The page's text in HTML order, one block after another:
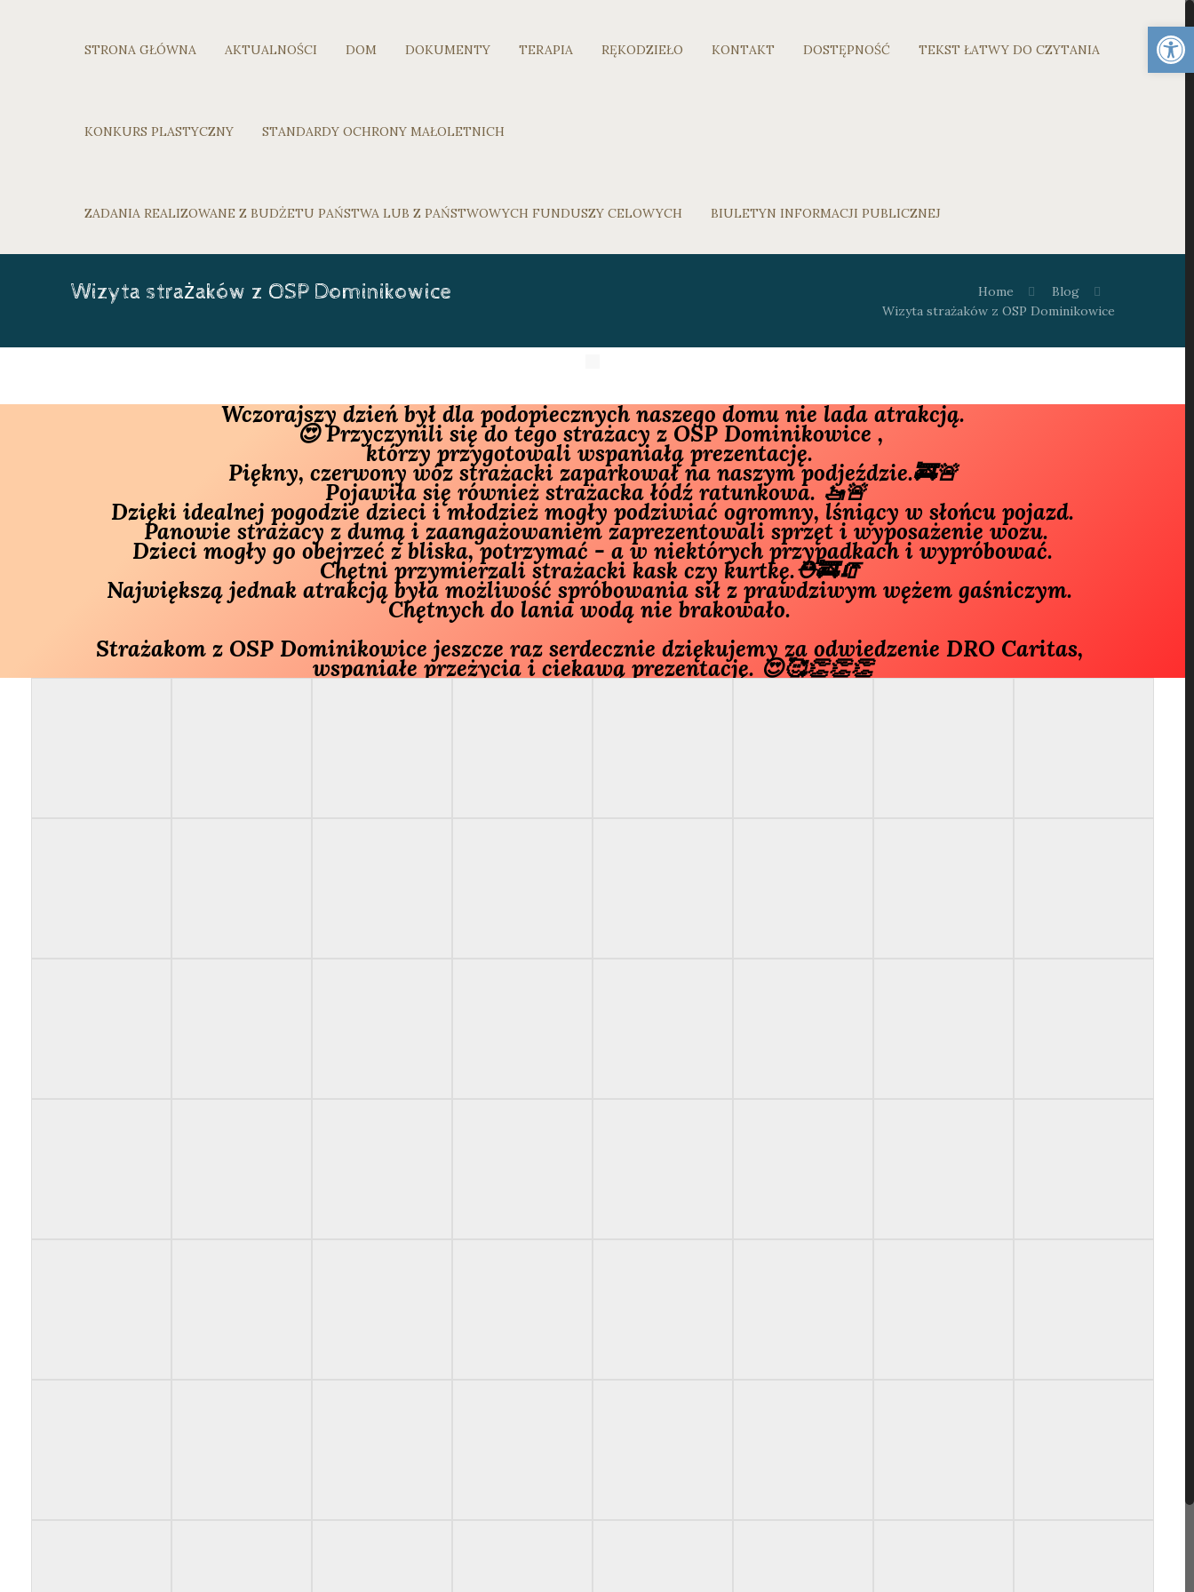
STRONA GŁÓWNA AKTUALNOŚCI DOM DOKUMENTY TERAPIA RĘKODZIEŁO KONTAKT DOSTĘPNOŚĆ TEKST ŁATWY DO CZYTANIA
KONKURS PLASTYCZNY STANDARDY OCHRONY MAŁOLETNICH
ZADANIA REALIZOWANE Z BUDŻETU PAŃSTWA LUB Z PAŃSTWOWYCH FUNDUSZY CELOWYCH BIULETYN INFORMACJI PUBLICZNEJ
Wizyta strażaków z OSP Dominikowice Home
Blog
Wizyta strażaków z OSP Dominikowice
Wczorajszy dzień był dla podopiecznych naszego domu nie lada atrakcją.
😍 Przyczynili się do tego strażacy z OSP Dominikowice ,
którzy przygotowali wspaniałą prezentację.
Piękny, czerwony wóz strażacki zaparkował na naszym podjeździe.🚒🚨
Pojawiła się również strażacka łódź ratunkowa. 🚤🚨
Dzięki idealnej pogodzie dzieci i młodzież mogły podziwiać ogromny, lśniący w słońcu pojazd.
Panowie strażacy z dumą i zaangażowaniem zaprezentowali sprzęt i wyposażenie wozu.
Dzieci mogły go obejrzeć z bliska, potrzymać - a w niektórych przypadkach i wypróbować.
Chętni przymierzali strażacki kask czy kurtkę.⛑🚒🧯
Największą jednak atrakcją była możliwość spróbowania sił z prawdziwym wężem gaśniczym.
Chętnych do lania wodą nie brakowało.
Strażakom z OSP Dominikowice jeszcze raz serdecznie dziękujemy za odwiedzenie DRO Caritas,
wspaniałe przeżycia i ciekawą prezentację. 😍🥰👏👏👏